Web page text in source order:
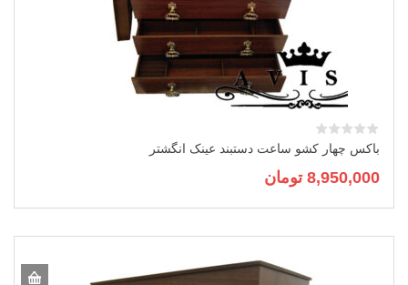
باکس چهار کشو ساعت دستبند عینک انگشتر
8,950,000 تومان